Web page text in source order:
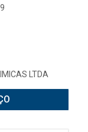
LTDA